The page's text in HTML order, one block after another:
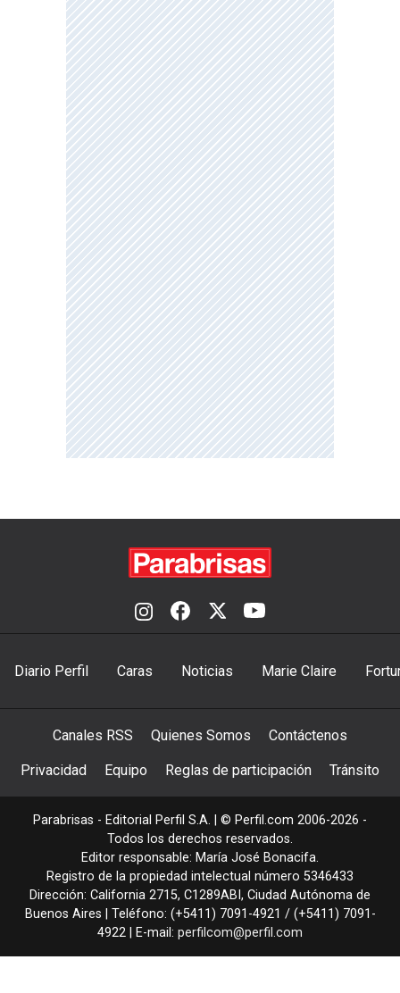
Diario Perfil Caras Noticias Marie Claire
Canales RSS Quienes Somos Contáctenos
Privacidad Equipo Reglas de participación Tránsito
Parabrisas - Editorial Perfil S.A. | © Perfil.com 2006-2026 -
Todos los derechos reservados.
Editor responsable: María José Bonacifa.
Registro de la propiedad intelectual número 5346433
Dirección: California 2715, C1289ABI , Ciudad Autónoma de
Buenos Aires | Teléfono: (+5411) 7091-4921 / (+5411) 7091-
4922 | E-mail: perfilcom@perfil.com